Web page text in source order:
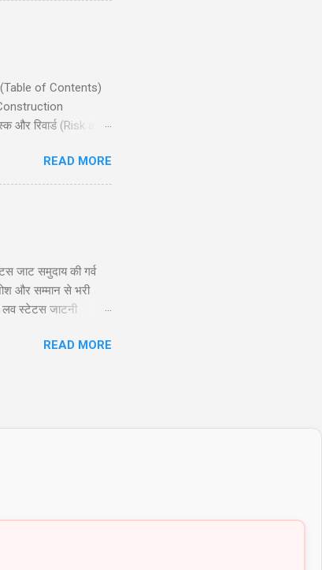
(Table of Contents)
और रिवार्ड (Risk and
के लिए उपयुक्त है,
profit potential) की
READ MORE
जाट समुदाय की गर्व
और सम्मान से भरी
लव स्टेटस जाटनी
2. जाट अटीट्यूड स्टेटस
READ MORE